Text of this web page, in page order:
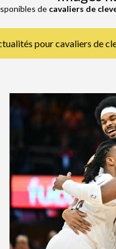
de cavaliers de
pour cavaliers de